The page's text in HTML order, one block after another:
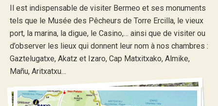
Il est indispensable de visiter Bermeo et ses monuments
tels que le Musée des Pêcheurs de Torre Ercilla, le vieux
port, la marina, la digue, le Casino,… ainsi que de visiter ou
d’observer les lieux qui donnent leur nom à nos chambres :
Gaztelugatxe, Akatz et Izaro, Cap Matxitxako, Almike,
Mañu, Aritxatxu…